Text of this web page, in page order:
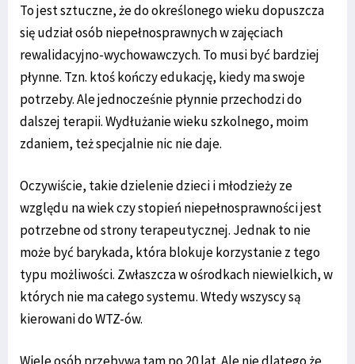
To jest sztuczne, że do określonego wieku dopuszcza
się udział osób niepełnosprawnych w zajęciach
rewalidacyjno-wychowawczych. To musi być bardziej
płynne. Tzn. ktoś kończy edukację, kiedy ma swoje
potrzeby. Ale jednocześnie płynnie przechodzi do
dalszej terapii. Wydłużanie wieku szkolnego, moim
zdaniem, też specjalnie nic nie daje.
Oczywiście, takie dzielenie dzieci i młodzieży ze
względu na wiek czy stopień niepełnosprawności jest
potrzebne od strony terapeutycznej. Jednak to nie
może być barykada, która blokuje korzystanie z tego
typu możliwości. Zwłaszcza w ośrodkach niewielkich, w
których nie ma całego systemu. Wtedy wszyscy są
kierowani do WTZ-ów.
Wiele osób przebywa tam po 20 lat. Ale nie dlatego że